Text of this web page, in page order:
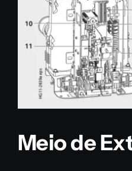
Meio de